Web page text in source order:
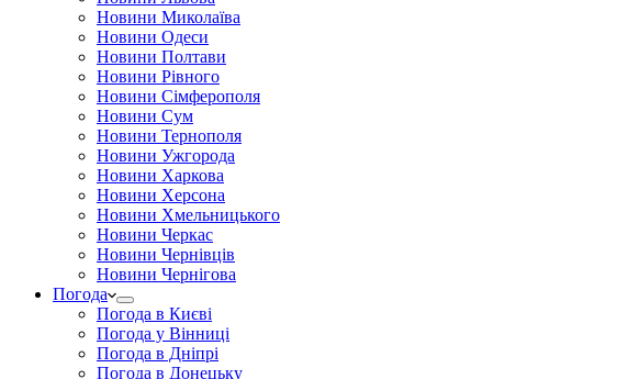
Новини Миколаїва
Новини Одеси
Новини Полтави
Новини Рівного
Новини Сімферополя
Новини Сум
Новини Тернополя
Новини Ужгорода
Новини Харкова
Новини Херсона
Новини Хмельницького
Новини Черкас
Новини Чернівців
Новини Чернігова
Погода
Погода в Києві
Погода у Вінниці
Погода в Дніпрі
Погода в Донецьку